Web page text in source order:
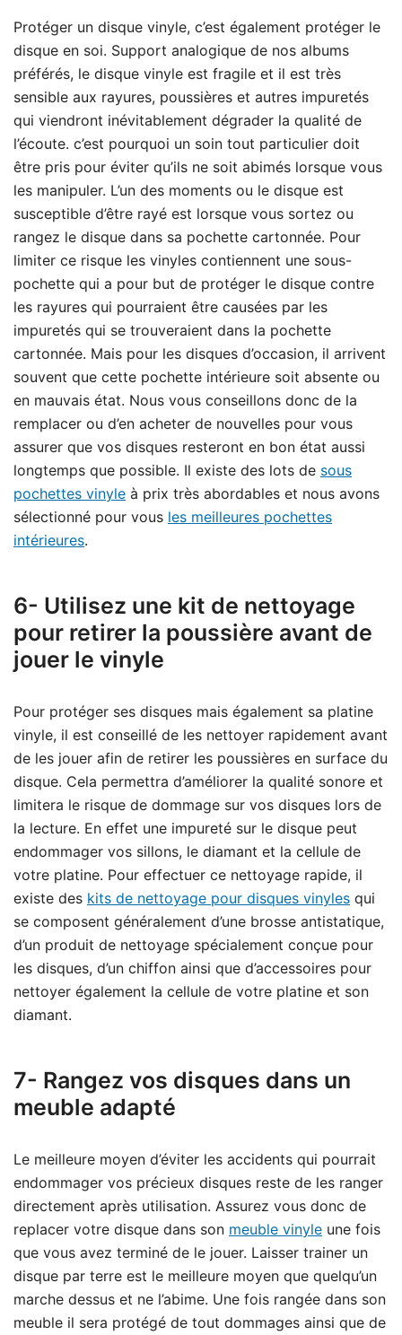
Protéger un disque vinyle, c’est également protéger le
disque en soi. Support analogique de nos albums
préférés, le disque vinyle est fragile et il est très
sensible aux rayures, poussières et autres impuretés
qui viendront inévitablement dégrader la qualité de
l’écoute. c’est pourquoi un soin tout particulier doit
être pris pour éviter qu’ils ne soit abimés lorsque vous
les manipuler. L’un des moments ou le disque est
susceptible d’être rayé est lorsque vous sortez ou
rangez le disque dans sa pochette cartonnée. Pour
limiter ce risque les vinyles contiennent une sous-
pochette qui a pour but de protéger le disque contre
les rayures qui pourraient être causées par les
impuretés qui se trouveraient dans la pochette
cartonnée. Mais pour les disques d’occasion, il arrivent
souvent que cette pochette intérieure soit absente ou
en mauvais état. Nous vous conseillons donc de la
remplacer ou d’en acheter de nouvelles pour vous
assurer que vos disques resteront en bon état aussi
longtemps que possible. Il existe des lots de sous
pochettes vinyle à prix très abordables et nous avons
sélectionné pour vous les meilleures pochettes
intérieures.
6- Utilisez une kit de nettoyage
pour retirer la poussière avant de
jouer le vinyle
Pour protéger ses disques mais également sa platine
vinyle, il est conseillé de les nettoyer rapidement avant
de les jouer afin de retirer les poussières en surface du
disque. Cela permettra d’améliorer la qualité sonore et
limitera le risque de dommage sur vos disques lors de
la lecture. En effet une impureté sur le disque peut
endommager vos sillons, le diamant et la cellule de
votre platine. Pour effectuer ce nettoyage rapide, il
existe des kits de nettoyage pour disques vinyles qui
se composent généralement d’une brosse antistatique,
d’un produit de nettoyage spécialement conçue pour
les disques, d’un chiffon ainsi que d’accessoires pour
nettoyer également la cellule de votre platine et son
diamant.
7- Rangez vos disques dans un
meuble adapté
Le meilleure moyen d’éviter les accidents qui pourrait
endommager vos précieux disques reste de les ranger
directement après utilisation. Assurez vous donc de
replacer votre disque dans son meuble vinyle une fois
que vous avez terminé de le jouer. Laisser trainer un
disque par terre est le meilleure moyen que quelqu’un
marche dessus et ne l’abime. Une fois rangée dans son
meuble il sera protégé de tout dommages ainsi que de